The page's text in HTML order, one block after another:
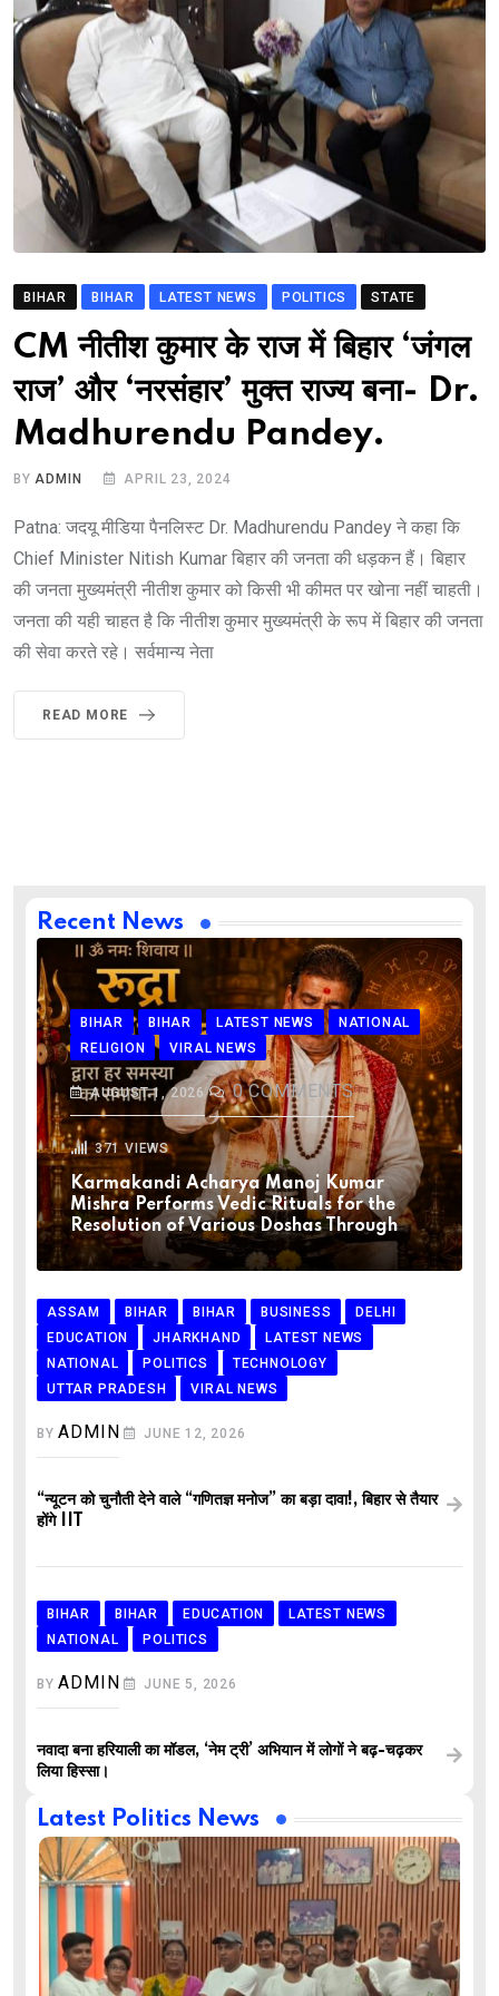
BIHAR BIHAR LATEST NEWS POLITICS STATE
CM नीतीश कुमार के राज में बिहार ‘जंगल
राज’ और ‘नरसंहार’ मुक्त राज्य बना- Dr.
Madhurendu Pandey.
BYADMIN APRIL 23, 2024
Patna: जदयू मीडिया पैनलिस्ट Dr. Madhurendu Pandey ने कहा कि
Chief Minister Nitish Kumar बिहार की जनता की धड़कन हैं। बिहार
की जनता मुख्यमंत्री नीतीश कुमार को किसी भी कीमत पर खोना नहीं चाहती।
जनता की यही चाहत है कि नीतीश कुमार मुख्यमंत्री के रूप में बिहार की जनता
की सेवा करते रहे। सर्वमान्य नेता
READ MORE
Recent News
BIHAR BIHAR LATEST NEWS
NATIONAL
RELIGION
VIRAL NEWS
AUGUST 1, 2026 0COMMENTS
371 VIEWS
Karmakandi Acharya Manoj Kumar
Mishra Performs Vedic Rituals for the
Resolution of Various Doshas Through
ASSAM BIHAR BIHAR BUSINESS
DELHI
EDUCATION
JHARKHAND
LATEST NEWS
NATIONAL
POLITICS
TECHNOLOGY
UTTAR PRADESH
VIRAL NEWS
BYADMIN JUNE 12, 2026
“न्यूटन को चुनौती देने वाले “गणितज्ञ मनोज” का बड़ा दावा!, बिहार से तैयार
होंगे IIT
BIHAR BIHAR EDUCATION
LATEST NEWS
NATIONAL
POLITICS
BYADMIN JUNE 5, 2026
नवादा बना हरियाली का मॉडल, ‘नेम ट्री’ अभियान में लोगों ने बढ़-चढ़कर
लिया हिस्सा।
Latest Politics News